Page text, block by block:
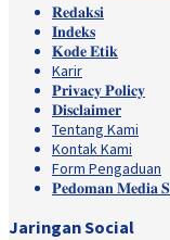
𝐑𝐞𝐝𝐚𝐤𝐬𝐢
𝐈𝐧𝐝𝐞𝐤𝐬
𝐊𝐨𝐝𝐞 𝐄𝐭𝐢𝐤
Karir
𝐏𝐫𝐢𝐯𝐚𝐜𝐲 𝐏𝐨𝐥𝐢𝐜𝐲
𝐃𝐢𝐬𝐜𝐥𝐚𝐢𝐦𝐞𝐫
Tentang Kami
Kontak Kami
Form Pengaduan
𝐏𝐞𝐝𝐨𝐦𝐚𝐧 𝐌𝐞𝐝𝐢𝐚
Jaringan Social